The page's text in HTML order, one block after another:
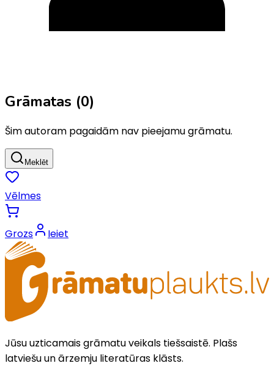
Grāmatas (0)
Šim autoram pagaidām nav pieejamu grāmatu.
Meklēt
Vēlmes
Grozs Ieiet
Jūsu uzticamais grāmatu veikals tiešsaistē. Plašs
latviešu un ārzemju literatūras klāsts.